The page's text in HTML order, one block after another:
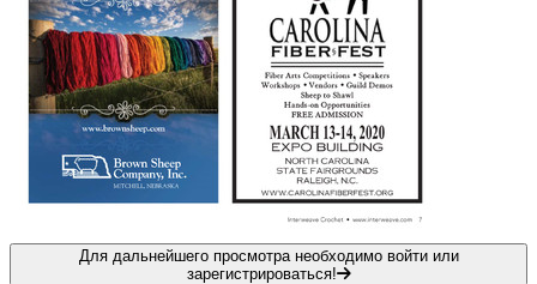
Для дальнейшего просмотра необходимо войти или
зарегистрироваться!